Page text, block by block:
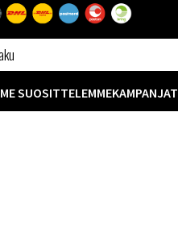
ME SUOSITTELEMMEKAMPANJAT